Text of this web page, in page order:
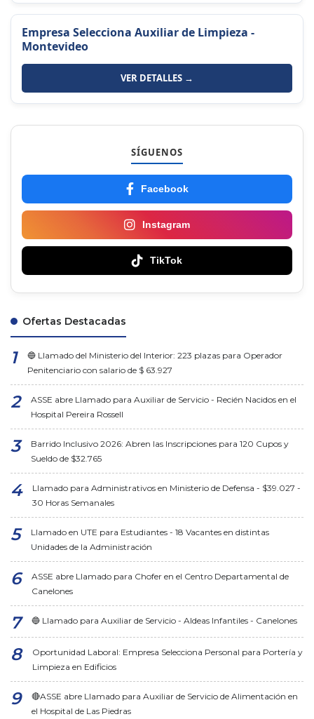
Empresa Selecciona Auxiliar de Limpieza -
Montevideo
VER DETALLES →
SÍGUENOS
Facebook
Instagram
TikTok
Ofertas Destacadas
🔵 Llamado del Ministerio del Interior: 223 plazas para Operador
Penitenciario con salario de $ 63.927
ASSE abre Llamado para Auxiliar de Servicio - Recién Nacidos en el
Hospital Pereira Rossell
Barrido Inclusivo 2026: Abren las Inscripciones para 120 Cupos y
Sueldo de $32.765
Llamado para Administrativos en Ministerio de Defensa - $39.027 -
30 Horas Semanales
Llamado en UTE para Estudiantes - 18 Vacantes en distintas
Unidades de la Administración
ASSE abre Llamado para Chofer en el Centro Departamental de
Canelones
🔵 Llamado para Auxiliar de Servicio - Aldeas Infantiles - Canelones
Oportunidad Laboral: Empresa Selecciona Personal para Portería y
Limpieza en Edificios
🔴ASSE abre Llamado para Auxiliar de Servicio de Alimentación en
el Hospital de Las Piedras